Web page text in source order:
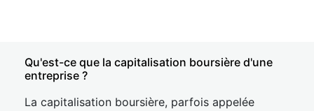
Qu'est-ce que la capitalisation boursière d'une
entreprise ?
La capitalisation boursière, parfois appelée